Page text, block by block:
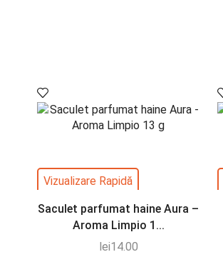
Vizualizare Rapidă
Saculet parfumat haine Aura –
Aroma Limpio 1...
lei14.00